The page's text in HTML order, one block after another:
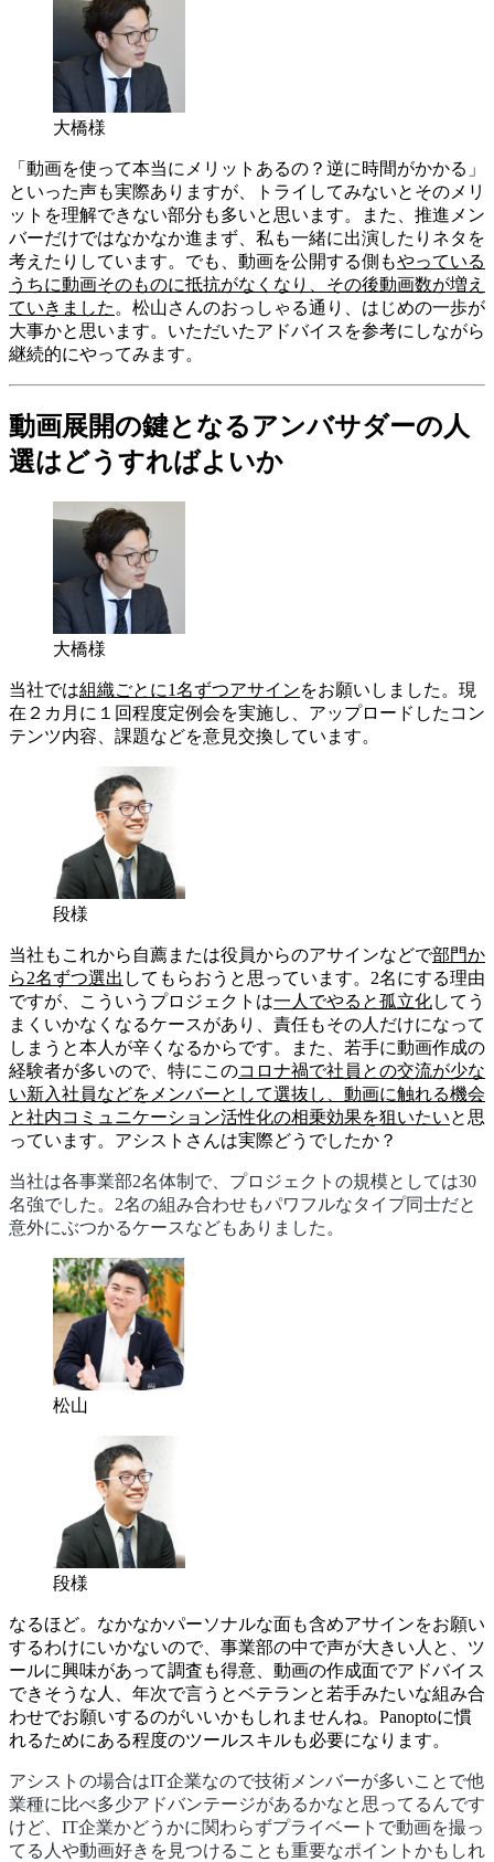
大橋様
「動画を使って本当にメリットあるの？逆に時間がかかる」
といった声も実際ありますが、トライしてみないとそのメリ
ットを理解できない部分も多いと思います。また、推進メン
バーだけではなかなか進まず、私も一緒に出演したりネタを
考えたりしています。でも、動画を公開する側もやっている
うちに動画そのものに抵抗がなくなり、その後動画数が増え
ていきました 。松山さんのおっしゃる通り、はじめの一歩が
大事かと思います。いただいたアドバイスを参考にしながら
継続的にやってみます。
動画展開の鍵となるアンバサダーの人
選はどうすればよいか
大橋様
当社では組織ごとに1名ずつアサインをお願いしました。現
在２カ月に１回程度定例会を実施し、アップロードしたコン
テンツ内容、課題などを意見交換しています。
段様
当社もこれから自薦または役員からのアサインなどで部門か
ら2名ずつ選出 してもらおうと思っています。2名にする理由
ですが、こういうプロジェクトは一人でやると孤立化してう
まくいかなくなるケースがあり、責任もその人だけになって
しまうと本人が辛くなるからです。また、若手に動画作成の
経験者が多いので、特にこのコロナ禍で社員との交流が少な
い新入社員などをメンバーとして選抜し、動画に触れる機会
と社内コミュニケーション活性化の相乗効果を狙いたいと思
っています。アシストさんは実際どうでしたか？
当社は各事業部2名体制で、プロジェクトの規模としては30
名強でした。2名の組み合わせもパワフルなタイプ同士だと
意外にぶつかるケースなどもありました。
松山
段様
なるほど。なかなかパーソナルな面も含めアサインをお願い
するわけにいかないので、事業部の中で声が大きい人と、ツ
ールに興味があって調査も得意、動画の作成面でアドバイス
できそうな人、年次で言うとベテランと若手みたいな組み合
わせでお願いするのがいいかもしれませんね。Panoptoに慣
れるためにある程度のツールスキルも必要になります。
アシストの場合はIT企業なので技術メンバーが多いことで他
業種に比べ多少アドバンテージがあるかなと思ってるんです
けど、IT企業かどうかに関わらずプライベートで動画を撮っ
てる人や動画好きを見つけることも重要なポイントかもしれ